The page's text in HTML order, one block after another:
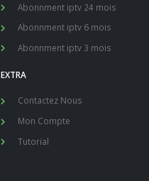
Abonnment iptv 24 mois
Abonnment iptv 6 mois
Abonnment iptv 3 mois
EXTRA
Contactez Nous
Mon Compte
Tutorial